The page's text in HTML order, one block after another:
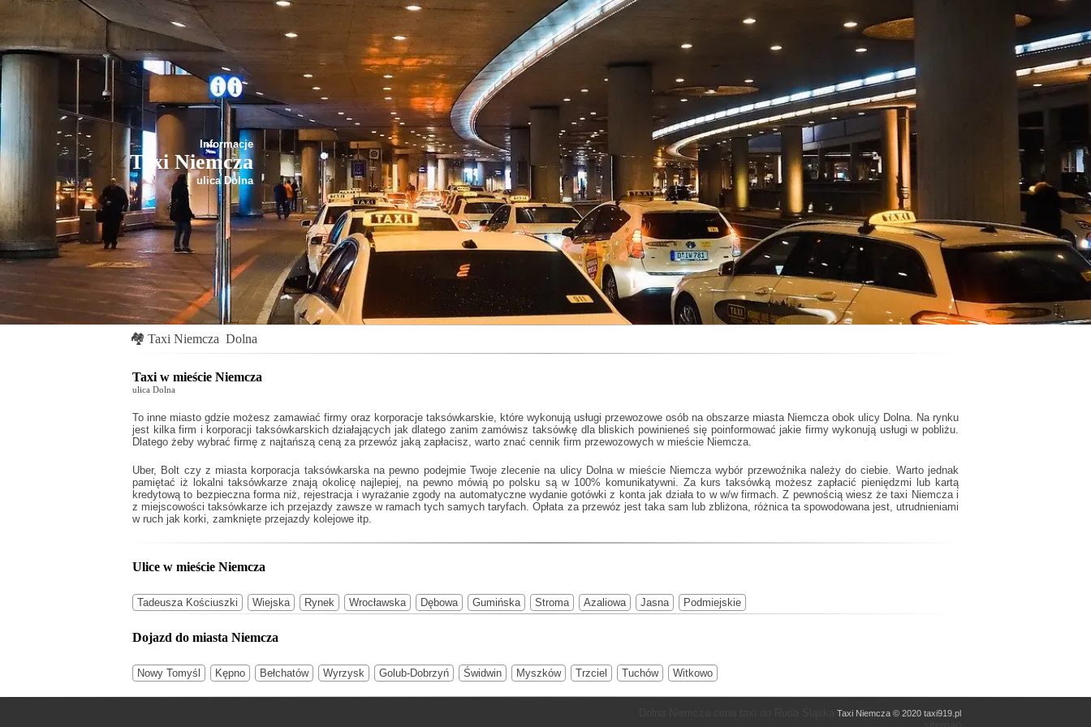
Informacje
Taxi Niemcza
ulica Dolna
🏘 Taxi Niemcza Dolna
Taxi w mieście Niemcza
ulica Dolna
To inne miasto gdzie możesz zamawiać firmy oraz korporacje taksówkarskie, które wykonują usługi przewozowe osób na obszarze miasta Niemcza obok ulicy Dolna. Na rynku
jest kilka firm i korporacji taksówkarskich działających jakdlatego zanim zamówisz taksówkę dla bliskich powinieneś się poinformować jakie firmy wykonują usługi w pobliżu.
Dlatego żeby wybrać firmę z najtańszą ceną za przewóz jaką zapłacisz, warto znać cennik firm przewozowych w mieście Niemcza.
Uber, Bolt czy z miasta korporacja taksówkarska na pewno podejmie Twoje zlecenie na ulicy Dolna w mieście Niemcza wybór przewoźnika należy do ciebie. Warto jednak
pamiętać iż lokalni taksówkarze znają okolicę najlepiej, na pewno mówią po polsku są w 100% komunikatywni. Za kurs taksówką możesz zapłacić pieniędzmi lub kartą
kredytową to bezpieczna forma niż, rejestracja i wyrażanie zgody na automatyczne wydanie gotówki z konta jak działa to w w/w firmach. Z pewnością wiesz żetaxi Niemczai
z miejscowości taksówkarze ich przejazdy zawsze w ramach tych samych taryfach. Opłata za przewóz jest taka sam lub zbliżona, różnica ta spowodowana jest, utrudnieniami
w ruch jak korki, zamknięte przejazdy kolejowe itp.
Ulice w mieście Niemcza
Tadeusza Kościuszki Wiejska Rynek Wrocławska Dębowa Gumińska Stroma Azaliowa Jasna Podmiejskie
Dojazd do miasta Niemcza
Nowy Tomyśl Kępno Bełchatów Wyrzysk Golub-Dobrzyń Świdwin Myszków Trzciel Tuchów Witkowo
Taxi Niemcza © 2020 taxi919.pl